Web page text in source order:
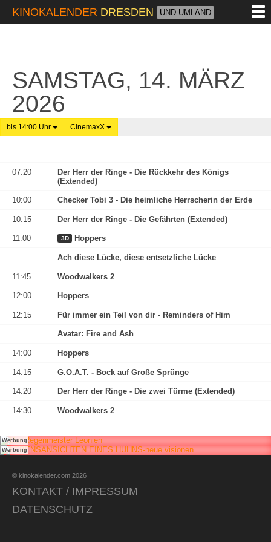
KINOKALENDER DRESDEN UND UMLAND
SAMSTAG, 14. MÄRZ
2026
bis 14:00 Uhr CinemaxX
07:20
Der Herr der Ringe - Die Rückkehr des Königs
(Extended)
10:00 Checker Tobi 3 - Die heimliche Herrscherin der Erde
10:15 Der Herr der Ringe - Die Gefährten (Extended)
11:00 3D Hoppers
Ach diese Lücke, diese entsetzliche Lücke
11:45 Woodwalkers 2
12:00 Hoppers
12:15 Für immer ein Teil von dir - Reminders of Him
Avatar: Fire and Ash
14:00 Hoppers
14:15 G.O.A.T. - Bock auf Große Sprünge
14:20 Der Herr der Ringe - Die zwei Türme (Extended)
14:30 Woodwalkers 2
Werbung
Werbung
© kinokalender.com 2026
KONTAKT / IMPRESSUM
DATENSCHUTZ